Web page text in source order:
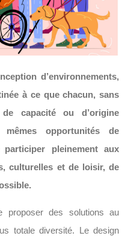
d’environnements,
à ce que chacun, sans
capacité ou d’origine
opportunités de
participer pleinement aux
culturelles et de loisir, de
proposer des solutions au
totale diversité. Le design